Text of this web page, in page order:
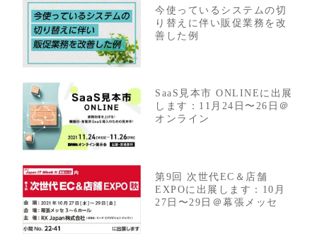
今使っているシステムの切
り替えに伴い販促業務を改
善した例
SaaS見本市 ONLINEに出展
します：11月24日〜26日＠
オンライン
第9回 次世代EC＆店舗
EXPOに出展します：10月
27日〜29日＠幕張メッセ